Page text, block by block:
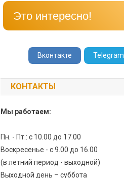
Это интересно!
Вконтакте Telegram
КОНТАКТЫ
Мы работаем:
Пн. - Пт.: с 10.00 до 17.00
Воскресенье - с 9.00 до 16.00
(в летний период - выходной)
Выходной день – суббота